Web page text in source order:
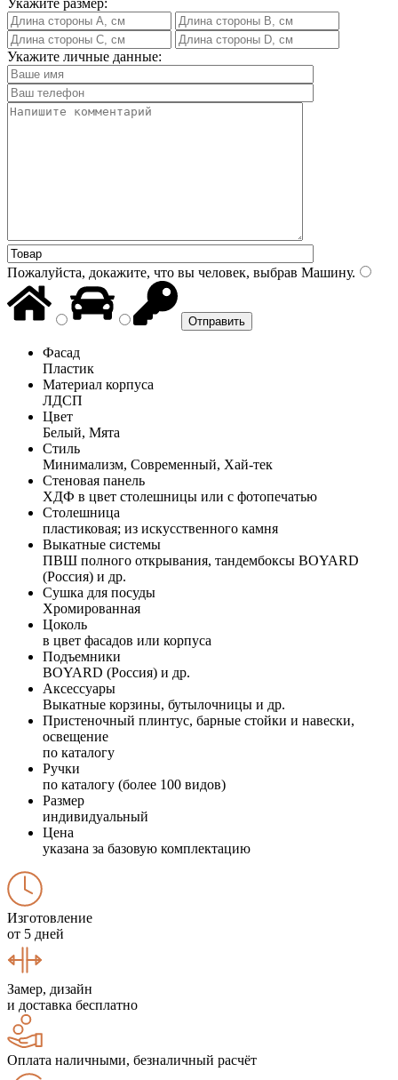
Укажите личные данные:
Пожалуйста, докажите, что вы человек, выбрав Машину.
Фасад
Пластик
Материал корпуса
ЛДСП
Цвет
Белый, Мята
Стиль
Минимализм, Современный, Хай-тек
Стеновая панель
ХДФ в цвет столешницы или с фотопечатью
Столешница
пластиковая; из искусственного камня
Выкатные системы
ПВШ полного открывания, тандембоксы BOYARD
(Россия) и др.
Сушка для посуды
Хромированная
Цоколь
в цвет фасадов или корпуса
Подъемники
BOYARD (Россия) и др.
Аксессуары
Выкатные корзины, бутылочницы и др.
Пристеночный плинтус, барные стойки и навески,
освещение
по каталогу
Ручки
по каталогу (более 100 видов)
Размер
индивидуальный
Цена
указана за базовую комплектацию
Изготовление
от 5 дней
Замер, дизайн
и доставка бесплатно
Оплата наличными, безналичный расчёт